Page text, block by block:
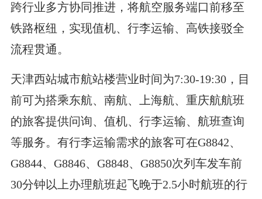
跨行业多方协同推进，将航空服务端口前移至
铁路枢纽，实现值机、行李运输、高铁接驳全
流程贯通。
天津西站城市航站楼营业时间为7:30-19:30，目
前可为搭乘东航、南航、上海航、重庆航航班
的旅客提供问询、值机、行李运输、航班查询
等服务。有行李运输需求的旅客可在G8842、
G8844、G8846、G8848、G8850次列车发车前
30分钟以上办理航班起飞晚于2.5小时航班的行